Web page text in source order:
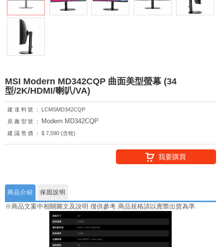
MSI Modern MD342CQP 曲面美型螢幕 (34
型/2K/HDMI/喇叭/VA)
建達料號：
LCMSMD342CQP
原廠型號：
Modern MD342CQP
建議售價： $ 7,590 (含稅)
我要購買
商品介紹 保固說明
※商品文案中相關圖文及說明.僅供參考.商品規格請以實際出貨為準.